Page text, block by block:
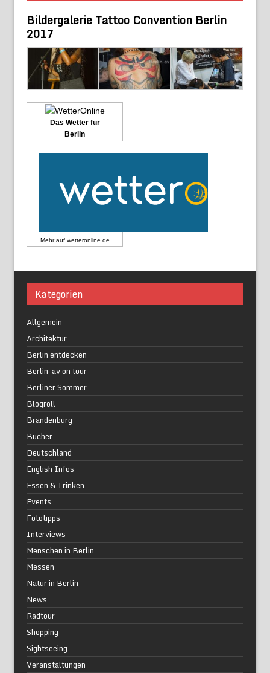
Bildergalerie Tattoo Convention Berlin
2017
Das Wetter für
Berlin
Mehr auf wetteronline.de
Kategorien
Allgemein
Architektur
Berlin entdecken
Berlin-av on tour
Berliner Sommer
Blogroll
Brandenburg
Bücher
Deutschland
English Infos
Essen & Trinken
Events
Fototipps
Interviews
Menschen in Berlin
Messen
Natur in Berlin
News
Radtour
Shopping
Sightseeing
Veranstaltungen